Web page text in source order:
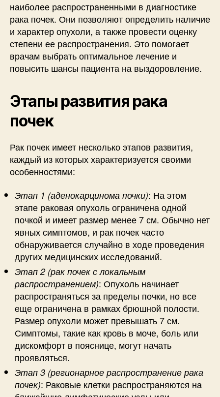
наиболее распространенными в диагностике
рака почек. Они позволяют определить наличие
и характер опухоли, а также провести оценку
степени ее распространения. Это помогает
врачам выбрать оптимальное лечение и
повысить шансы пациента на выздоровление.
Этапы развития рака
почек
Рак почек имеет несколько этапов развития,
каждый из которых характеризуется своими
особенностями:
Этап 1 (аденокарцинома почки): На этом
этапе раковая опухоль ограничена одной
почкой и имеет размер менее 7 см. Обычно нет
явных симптомов, и рак почек часто
обнаруживается случайно в ходе проведения
других медицинских исследований.
Этап 2 (рак почек с локальным
распространением): Опухоль начинает
распространяться за пределы почки, но все
еще ограничена в рамках брюшной полости.
Размер опухоли может превышать 7 см.
Симптомы, такие как кровь в моче, боль или
дискомфорт в пояснице, могут начать
проявляться.
Этап 3 (регионарное распространение рака
почек): Раковые клетки распространяются на